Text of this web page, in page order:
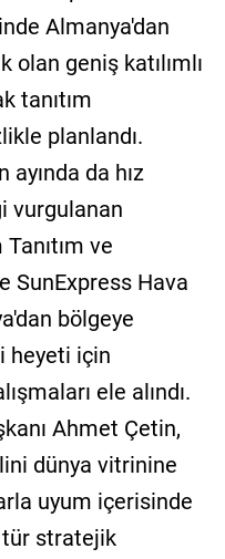
Almanya'dan
geniş katılımlı
tanıtım
planlandı.
da hız
vurgulanan
ve
SunExpress Hava
bölgeye
heyeti için
ele alındı.
Ahmet Çetin,
dünya vitrinine
uyum içerisinde
tür stratejik